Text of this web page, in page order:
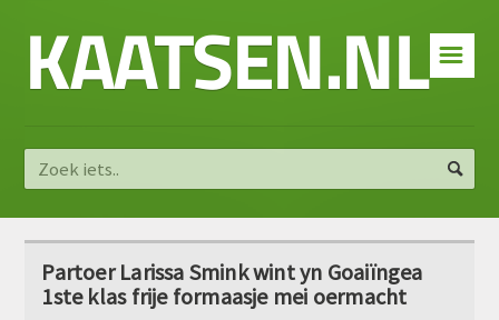
☰
KAATSEN.NL
Partoer Larissa Smink wint yn Goaiïngea
1ste klas frije formaasje mei oermacht